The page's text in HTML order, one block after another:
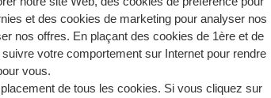
et des cookies de marketing pour analyser nos
nos offres. En plaçant des cookies de 1ère et de
votre comportement sur Internet pour rendre
vous.
de tous les cookies. Si vous cliquez sur